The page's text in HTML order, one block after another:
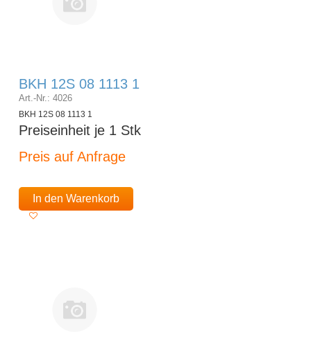
BKH 12S 08 1113 1
Art.-Nr.: 4026
BKH 12S 08 1113 1
Preiseinheit je 1 Stk
Preis auf Anfrage
In den Warenkorb